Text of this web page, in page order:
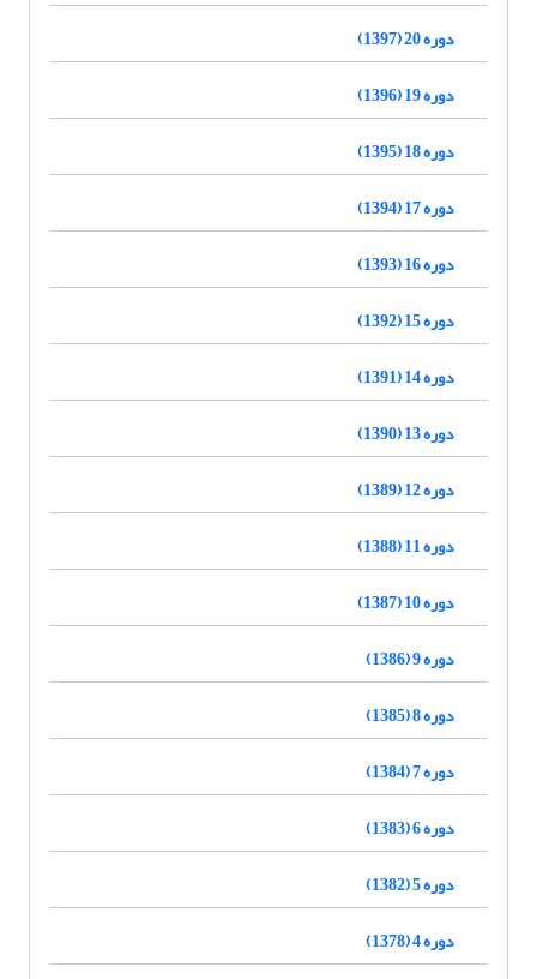
دوره 20 (1397)
دوره 19 (1396)
دوره 18 (1395)
دوره 17 (1394)
دوره 16 (1393)
دوره 15 (1392)
دوره 14 (1391)
دوره 13 (1390)
دوره 12 (1389)
دوره 11 (1388)
دوره 10 (1387)
دوره 9 (1386)
دوره 8 (1385)
دوره 7 (1384)
دوره 6 (1383)
دوره 5 (1382)
دوره 4 (1378)